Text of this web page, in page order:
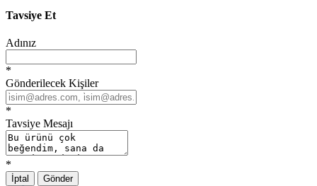
Tavsiye Et
Adınız
*
Gönderilecek Kişiler
*
Tavsiye Mesajı
*
İptal Gönder